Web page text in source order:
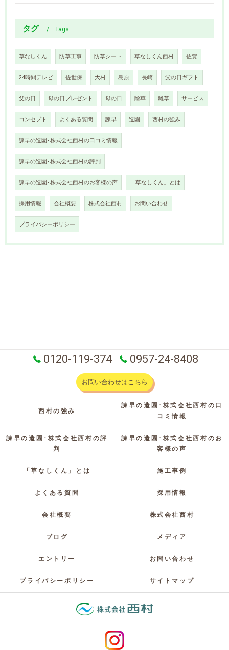
タグ Tags
草なしくん 防草工事 防草シート 草なしくん西村 佐賀
24時間テレビ 佐世保 大村 島原 長崎 父の日ギフト
父の日 母の日プレゼント 母の日 除草 雑草 サービス
コンセプト よくある質問 諫早 造園 西村の強み
諫早の造園･株式会社西村の口コミ情報
諫早の造園･株式会社西村の評判
諫早の造園･株式会社西村のお客様の声 「草なしくん」とは
採用情報 会社概要 株式会社西村 お問い合わせ
プライバシーポリシー
0120-119-374 0957-24-8408
お問い合わせはこちら
西村の強み
諫早の造園･株式会社西村の口
コミ情報
諫早の造園･株式会社西村の評
判
諫早の造園･株式会社西村のお
客様の声
「草なしくん」とは 施工事例
よくある質問 採用情報
会社概要 株式会社西村
ブログ メディア
エントリー お問い合わせ
プライバシーポリシー サイトマップ